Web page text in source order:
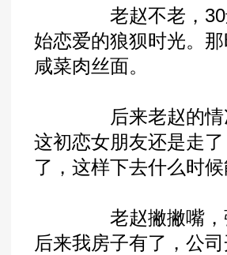
老赵不老，30还差
始恋爱的狼狈时光。
咸菜肉丝面。
后来老赵的情况好
这初恋女朋友还是走
了，这样下去什么时
老赵撇撇嘴，弹下
后来我房子有了，公